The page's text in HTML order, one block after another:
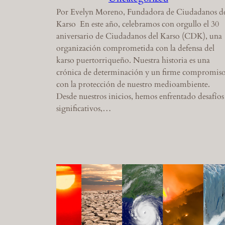
Por Evelyn Moreno, Fundadora de Ciudadanos
Karso En este año, celebramos con orgullo el 30
aniversario de Ciudadanos del Karso (CDK), una
organización comprometida con la defensa del
karso puertorriqueño. Nuestra historia es una
crónica de determinación y un firme
con la protección de nuestro medioambiente.
Desde nuestros inicios, hemos enfrentado desafíos
significativos,…